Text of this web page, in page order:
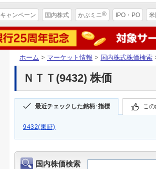
キャンペーン 国内株式 かぶミニ® IPO・PO
ホーム > マーケット情報 > 国内株式株価検索
ＮＴＴ(9432) 株価
最近チェックした銘柄･指標 こ
9432(東証)